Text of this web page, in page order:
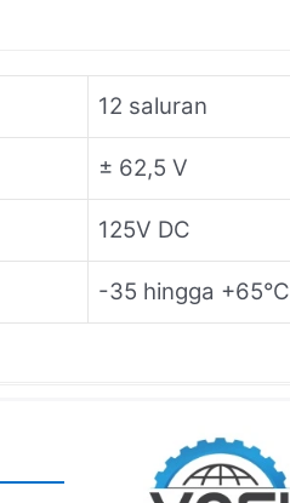
12 saluran
± 62,5 V
125V DC
-35 hingga +65°C